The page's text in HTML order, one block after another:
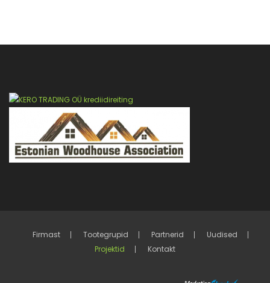
Firmast Tootegrupid Partnerid
Uudised
Projektid
Kontakt